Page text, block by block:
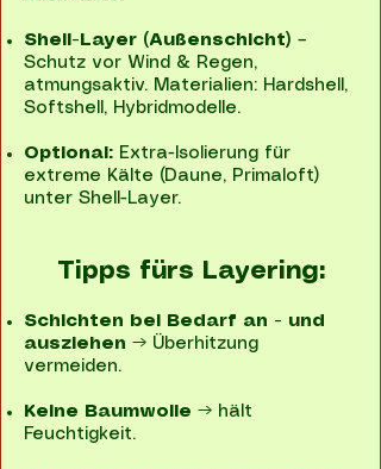
Shell-Layer (Außenschicht) –
Schutz vor Wind & Regen,
atmungsaktiv. Materialien: Hardshell,
Softshell, Hybridmodelle.
Optional: Extra-Isolierung für
extreme Kälte (Daune, Primaloft)
unter Shell-Layer.
Tipps fürs Layering:
Schichten bei Bedarf an - und
ausziehen → Überhitzung
vermeiden.
Keine Baumwolle → hält
Feuchtigkeit.